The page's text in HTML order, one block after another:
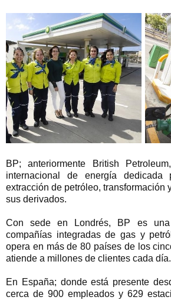
BP; anteriormente British
internacional de energía dedicada
extracción de petróleo, transformación
sus derivados.
Con sede en Londrés, BP es
compañías integradas de gas y
opera en más de 80 países de los
atiende a millones de clientes cada día.
En España; donde está presente
cerca de 900 empleados y 629